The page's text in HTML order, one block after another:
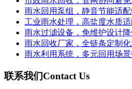
雨水回用泵组，静音节能适
工业雨水处理，高盐度水质
雨水过滤设备，免维护设计
雨水回收厂家，全链条定制
雨水利用系统，多元回用场
联系我们Contact Us